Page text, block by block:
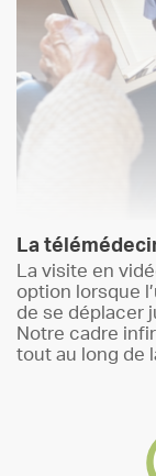
La
La visite en
option lorsque
de se déplacer
Notre cadre
tout au long de